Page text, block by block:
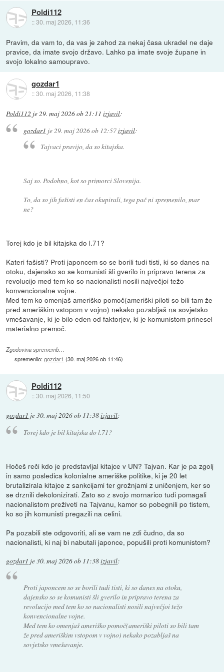
Poldi112
::30. maj 2026, 11:36
Pravim, da vam to, da vas je zahod za nekaj časa ukradel ne daje
pravice, da imate svojo državo. Lahko pa imate svoje župane in
svojo lokalno samoupravo.
gozdar1
::30. maj 2026, 11:38
Poldi112 je29. maj 2026 ob 21:11 izjavil:
gozdar1 je 29. maj 2026 ob 12:57izjavil:
Tajvaci pravijo, da so kitajska.
Saj so. Podobno, kot so primorci Slovenija.
To, da so jih fašisti en čas okupirali, tega pač ni spremenilo, mar
ne?
Torej kdo je bil kitajska do l.71?
Kateri fašisti? Proti japoncem so se borili tudi tisti, ki so danes na
otoku, dajensko so se komunisti šli gverilo in pripravo terena za
revolucijo med tem ko so nacionalisti nosili največjoi težo
konvencionalne vojne.
Med tem ko omenjaš ameriško pomoč(ameriški piloti so bili tam že
pred ameriškim vstopom v vojno) nekako pozabljaš na sovjetsko
vmešavanje, ki je bilo eden od faktorjev, ki je komunistom prinesel
materialno premoč.
Zgodovina sprememb…
spremenilo:gozdar1 (30. maj 2026 ob 11:46)
Poldi112
::30. maj 2026, 11:50
gozdar1 je30. maj 2026 ob 11:38izjavil:
Torej kdo je bil kitajska do l.71?
Hočeš reči kdo je predstavljal kitajce v UN? Tajvan. Kar je pa zgolj
in samo posledica kolonialne ameriške politike, ki je 20 let
brutalizirala kitajce z sankcijami ter grožnjami z uničenjem, ker so
se drznili dekolonizirati. Zato so z svojo mornarico tudi pomagali
nacionalistom preživeti na Tajvanu, kamor so pobegnili po tistem,
ko so jih komunisti pregazili na celini.
Pa pozabili ste odgovoriti, ali se vam ne zdi čudno, da so
nacionalisti, ki naj bi nabutali japonce, popušili proti komunistom?
gozdar1 je30. maj 2026 ob 11:38izjavil:
Proti japoncem so se borili tudi tisti, ki so danes na otoku,
dajensko so se komunisti šli gverilo in pripravo terena za
revolucijo med tem ko so nacionalisti nosili največjoi težo
konvencionalne vojne.
Med tem ko omenjaš ameriško pomoč(ameriški piloti so bili tam
že pred ameriškim vstopom v vojno) nekako pozabljaš na
sovjetsko vmešavanje.